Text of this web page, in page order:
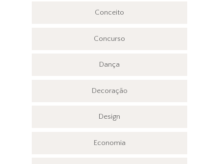
Conceito
Concurso
Dança
Decoração
Design
Economia